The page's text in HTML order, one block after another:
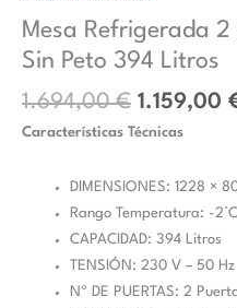
Mesa Refrigerada
Sin Peto 394 Litros
1.694,00€
1.694,00
1.159,00
Características Técnicas
DIMENSIONES: 1228 ×
Rango Temperatura: -
CAPACIDAD: 394 Litros
TENSIÓN: 230 V – 50 Hz
Nº DE PUERTAS: 2
Con
Ruedas
Peto
394
cantidad